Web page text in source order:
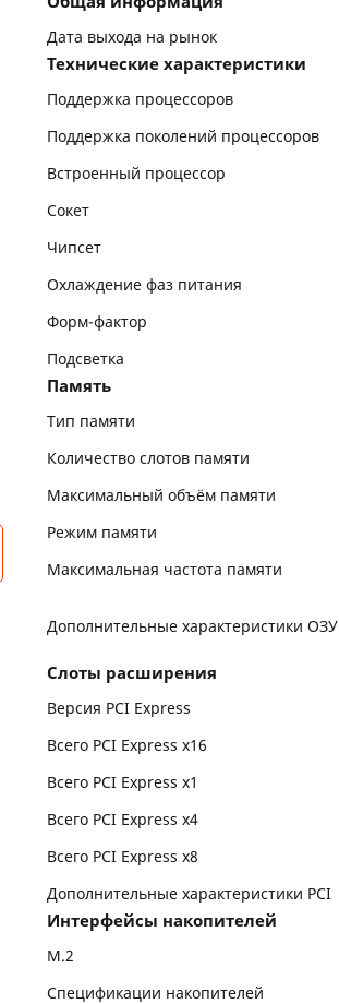
Дата выхода на рынок
Технические характеристики
Поддержка процессоров
Поддержка поколений процессоров
Встроенный процессор
Сокет
Чипсет
Охлаждение фаз питания
Форм-фактор
Подсветка
Память
Тип памяти
Количество слотов памяти
Максимальный объём памяти
Режим памяти
Максимальная частота памяти
Дополнительные характеристики ОЗУ
Слоты расширения
Версия PCI Express
Всего PCI Express x16
Всего PCI Express x1
Всего PCI Express x4
Всего PCI Express x8
Дополнительные характеристики PCI
Интерфейсы накопителей
M.2
Спецификации накопителей